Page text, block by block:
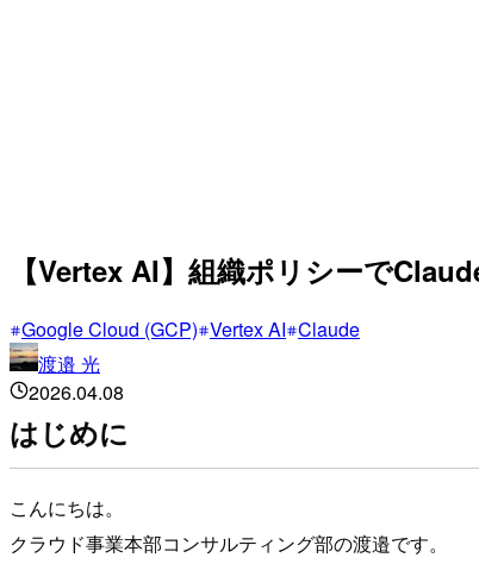
【Vertex AI】組織ポリシーで
Google Cloud (GCP) Vertex AI Claude
渡邉 光
2026.04.08
はじめに
こんにちは。
クラウド事業本部コンサルティング部の渡邉です。